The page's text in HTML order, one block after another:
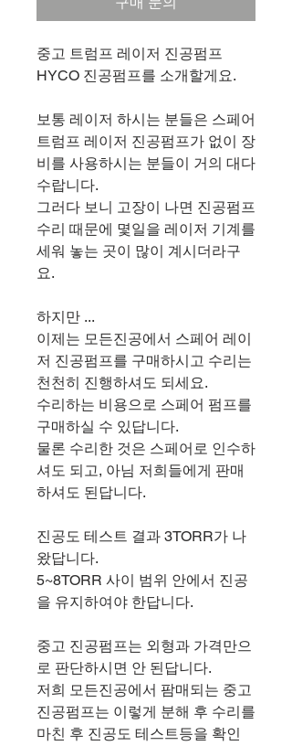
중고 트럼프 레이저 진공펌프
HYCO 진공펌프를 소개할게요.
보통 레이저 하시는 분들은 스페어
트럼프 레이저 진공펌프가 없이 장
비를 사용하시는 분들이 거의 대다
수랍니다.
그러다 보니 고장이 나면 진공펌프
수리 때문에 몇일을 레이저 기계를
세워 놓는 곳이 많이 계시더라구
요.
하지만 ...
이제는 모든진공에서 스페어 레이
저 진공펌프를 구매하시고 수리는
천천히 진행하셔도 되세요.
수리하는 비용으로 스페어 펌프를
구매하실 수 있답니다.
물론 수리한 것은 스페어로 인수하
셔도 되고, 아님 저희들에게 판매
하셔도 된답니다.
진공도 테스트 결과 3TORR가 나
왔답니다.
5~8TORR 사이 범위 안에서 진공
을 유지하여야 한답니다.
중고 진공펌프는 외형과 가격만으
로 판단하시면 안 된답니다.
저희 모든진공에서 팜매되는 중고
진공펌프는 이렇게 분해 후 수리를
마친 후 진공도 테스트등을 확인